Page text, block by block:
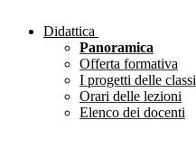
Didattica
Panoramica
Offerta formativa
I progetti delle classi
Orari delle lezioni
Elenco dei docenti